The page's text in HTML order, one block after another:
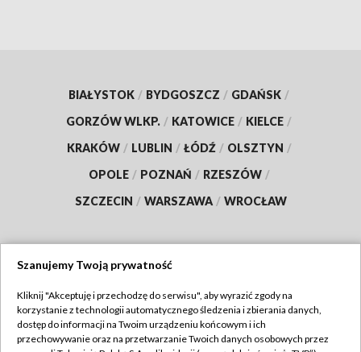
BIAŁYSTOK / BYDGOSZCZ / GDAŃSK /
GORZÓW WLKP. / KATOWICE / KIELCE /
KRAKÓW / LUBLIN / ŁÓDŹ / OLSZTYN /
OPOLE / POZNAŃ / RZESZÓW /
SZCZECIN / WARSZAWA / WROCŁAW
TVP
Abonament TVP
Regulamin TVP
Szanujemy Twoją prywatność
Kliknij "Akceptuję i przechodzę do serwisu", aby wyrazić zgody na
korzystanie z technologii automatycznego śledzenia i zbierania danych,
dostęp do informacji na Twoim urządzeniu końcowym i ich
przechowywanie oraz na przetwarzanie Twoich danych osobowych przez